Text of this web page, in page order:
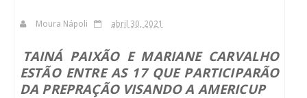
Moura Nápoli abril 30, 2021
TAINÁ PAIXÃO E MARIANE CARVALHO
ESTÃO ENTRE AS 17 QUE PARTICIPARÃO
DA PREPRAÇÃO VISANDO A AMERICUP